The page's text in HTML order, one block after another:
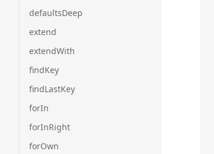
defaultsDeep
extend
extendWith
findKey
findLastKey
forIn
forInRight
forOwn